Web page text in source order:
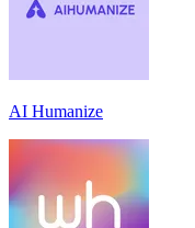
AI Humanize